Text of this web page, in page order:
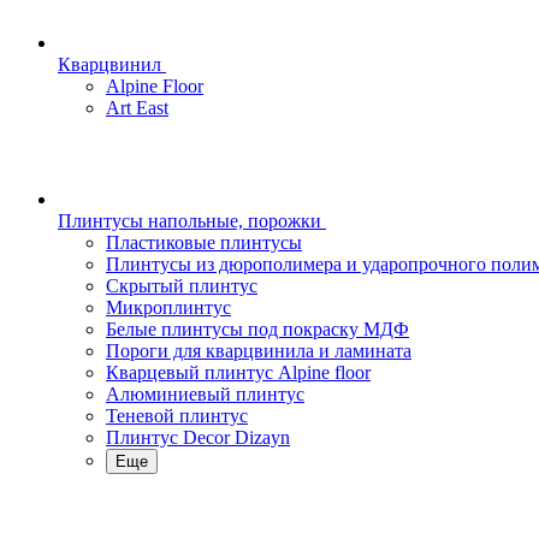
Кварцвинил
Alpine Floor
Art East
Плинтусы напольные, порожки
Пластиковые плинтусы
Плинтусы из дюрополимера и ударопрочного
Скрытый плинтус
Микроплинтус
Белые плинтусы под покраску МДФ
Пороги для кварцвинила и ламината
Кварцевый плинтус Alpine floor
Алюминиевый плинтус
Теневой плинтус
Плинтус Decor Dizayn
Еще